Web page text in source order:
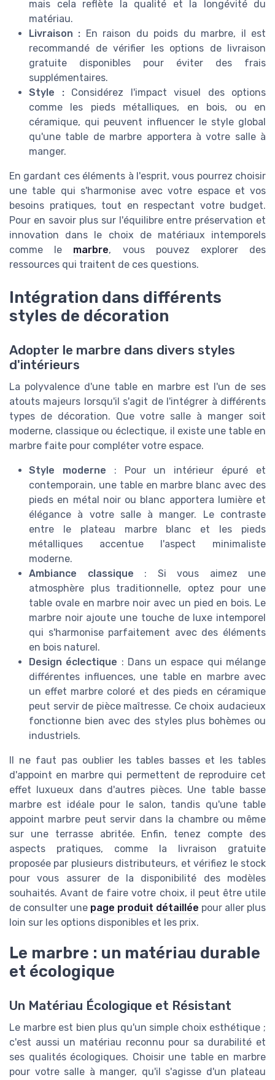
mais cela reflète la qualité et la longévité du
matériau.
Livraison : En raison du poids du marbre, il est
recommandé de vérifier les options de livraison
gratuite disponibles pour éviter des frais
supplémentaires.
Style :Considérez l'impact visuel des options
comme les pieds métalliques, en bois, ou en
céramique, qui peuvent influencer le style global
qu'une table de marbre apportera à votre salle à
manger.
En gardant ces éléments à l'esprit, vous pourrez choisir
une table qui s'harmonise avec votre espace et vos
besoins pratiques, tout en respectant votre budget.
Pour en savoir plus sur l'équilibre entre préservation et
innovation dans le choix de matériaux intemporels
comme le marbre, vous pouvez explorer des
ressources qui traitent de ces questions.
Intégration dans différents
styles de décoration
Adopter le marbre dans divers styles
d'intérieurs
La polyvalence d'une table en marbre est l'un de ses
atouts majeurs lorsqu'il s'agit de l'intégrer à différents
types de décoration. Que votre salle à manger soit
moderne, classique ou éclectique, il existe une table en
marbre faite pour compléter votre espace.
Style moderne : Pour un intérieur épuré et
contemporain, une table en marbre blanc avec des
pieds en métal noir ou blanc apportera lumière et
élégance à votre salle à manger. Le contraste
entre le plateau marbre blanc et les pieds
métalliques accentue l'aspect minimaliste
moderne.
Ambiance classique : Si vous aimez une
atmosphère plus traditionnelle, optez pour une
table ovale en marbre noir avec un pied en bois. Le
marbre noir ajoute une touche de luxe intemporel
qui s'harmonise parfaitement avec des éléments
en bois naturel.
Design éclectique : Dans un espace qui mélange
différentes influences, une table en marbre avec
un effet marbre coloré et des pieds en céramique
peut servir de pièce maîtresse. Ce choix audacieux
fonctionne bien avec des styles plus bohèmes ou
industriels.
Il ne faut pas oublier les tables basses et les tables
d'appoint en marbre qui permettent de reproduire cet
effet luxueux dans d'autres pièces. Une table basse
marbre est idéale pour le salon, tandis qu'une table
appoint marbre peut servir dans la chambre ou même
sur une terrasse abritée. Enfin, tenez compte des
aspects pratiques, comme la livraison gratuite
proposée par plusieurs distributeurs, et vérifiez le stock
pour vous assurer de la disponibilité des modèles
souhaités. Avant de faire votre choix, il peut être utile
de consulter une page produit détaillée pour aller plus
loin sur les options disponibles et les prix.
Le marbre : un matériau durable
et écologique
Un Matériau Écologique et Résistant
Le marbre est bien plus qu'un simple choix esthétique ;
c'est aussi un matériau reconnu pour sa durabilité et
ses qualités écologiques. Choisir une table en marbre
pour votre salle à manger, qu'il s'agisse d'un plateau